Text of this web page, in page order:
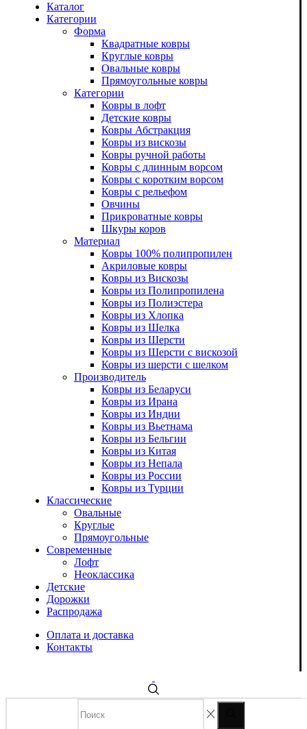
Каталог
Категории
Форма
Квадратные ковры
Круглые ковры
Овальные ковры
Прямоугольные ковры
Категории
Ковры в лофт
Детские ковры
Ковры Абстракция
Ковры из вискозы
Ковры ручной работы
Ковры с длинным ворсом
Ковры с коротким ворсом
Ковры с рельефом
Овчины
Прикроватные ковры
Шкуры коров
Материал
Ковры 100% полипропилен
Акриловые ковры
Ковры из Вискозы
Ковры из Полипропилена
Ковры из Полиэстера
Ковры из Хлопка
Ковры из Шелка
Ковры из Шерсти
Ковры из Шерсти с вискозой
Ковры из шерсти с шелком
Производитель
Ковры из Беларуси
Ковры из Ирана
Ковры из Индии
Ковры из Вьетнама
Ковры из Бельгии
Ковры из Китая
Ковры из Непала
Ковры из России
Ковры из Турции
Классические
Овальные
Круглые
Прямоугольные
Современные
Лофт
Неоклассика
Детские
Дорожки
Распродажа
Оплата и доставка
Контакты